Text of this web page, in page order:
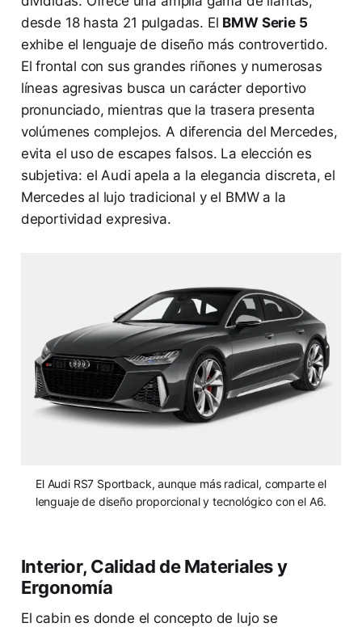
desde 18 hasta 21 pulgadas. El BMW Serie 5
exhibe el lenguaje de diseño más controvertido.
El frontal con sus grandes riñones y numerosas
líneas agresivas busca un carácter deportivo
pronunciado, mientras que la trasera presenta
volúmenes complejos. A diferencia del Mercedes,
evita el uso de escapes falsos. La elección es
subjetiva: el Audi apela a la elegancia discreta, el
Mercedes al lujo tradicional y el BMW a la
deportividad expresiva.
El Audi RS7 Sportback, aunque más radical, comparte el
lenguaje de diseño proporcional y tecnológico con el A6.
Interior, Calidad de Materiales y
Ergonomía
El cabin es donde el concepto de lujo se